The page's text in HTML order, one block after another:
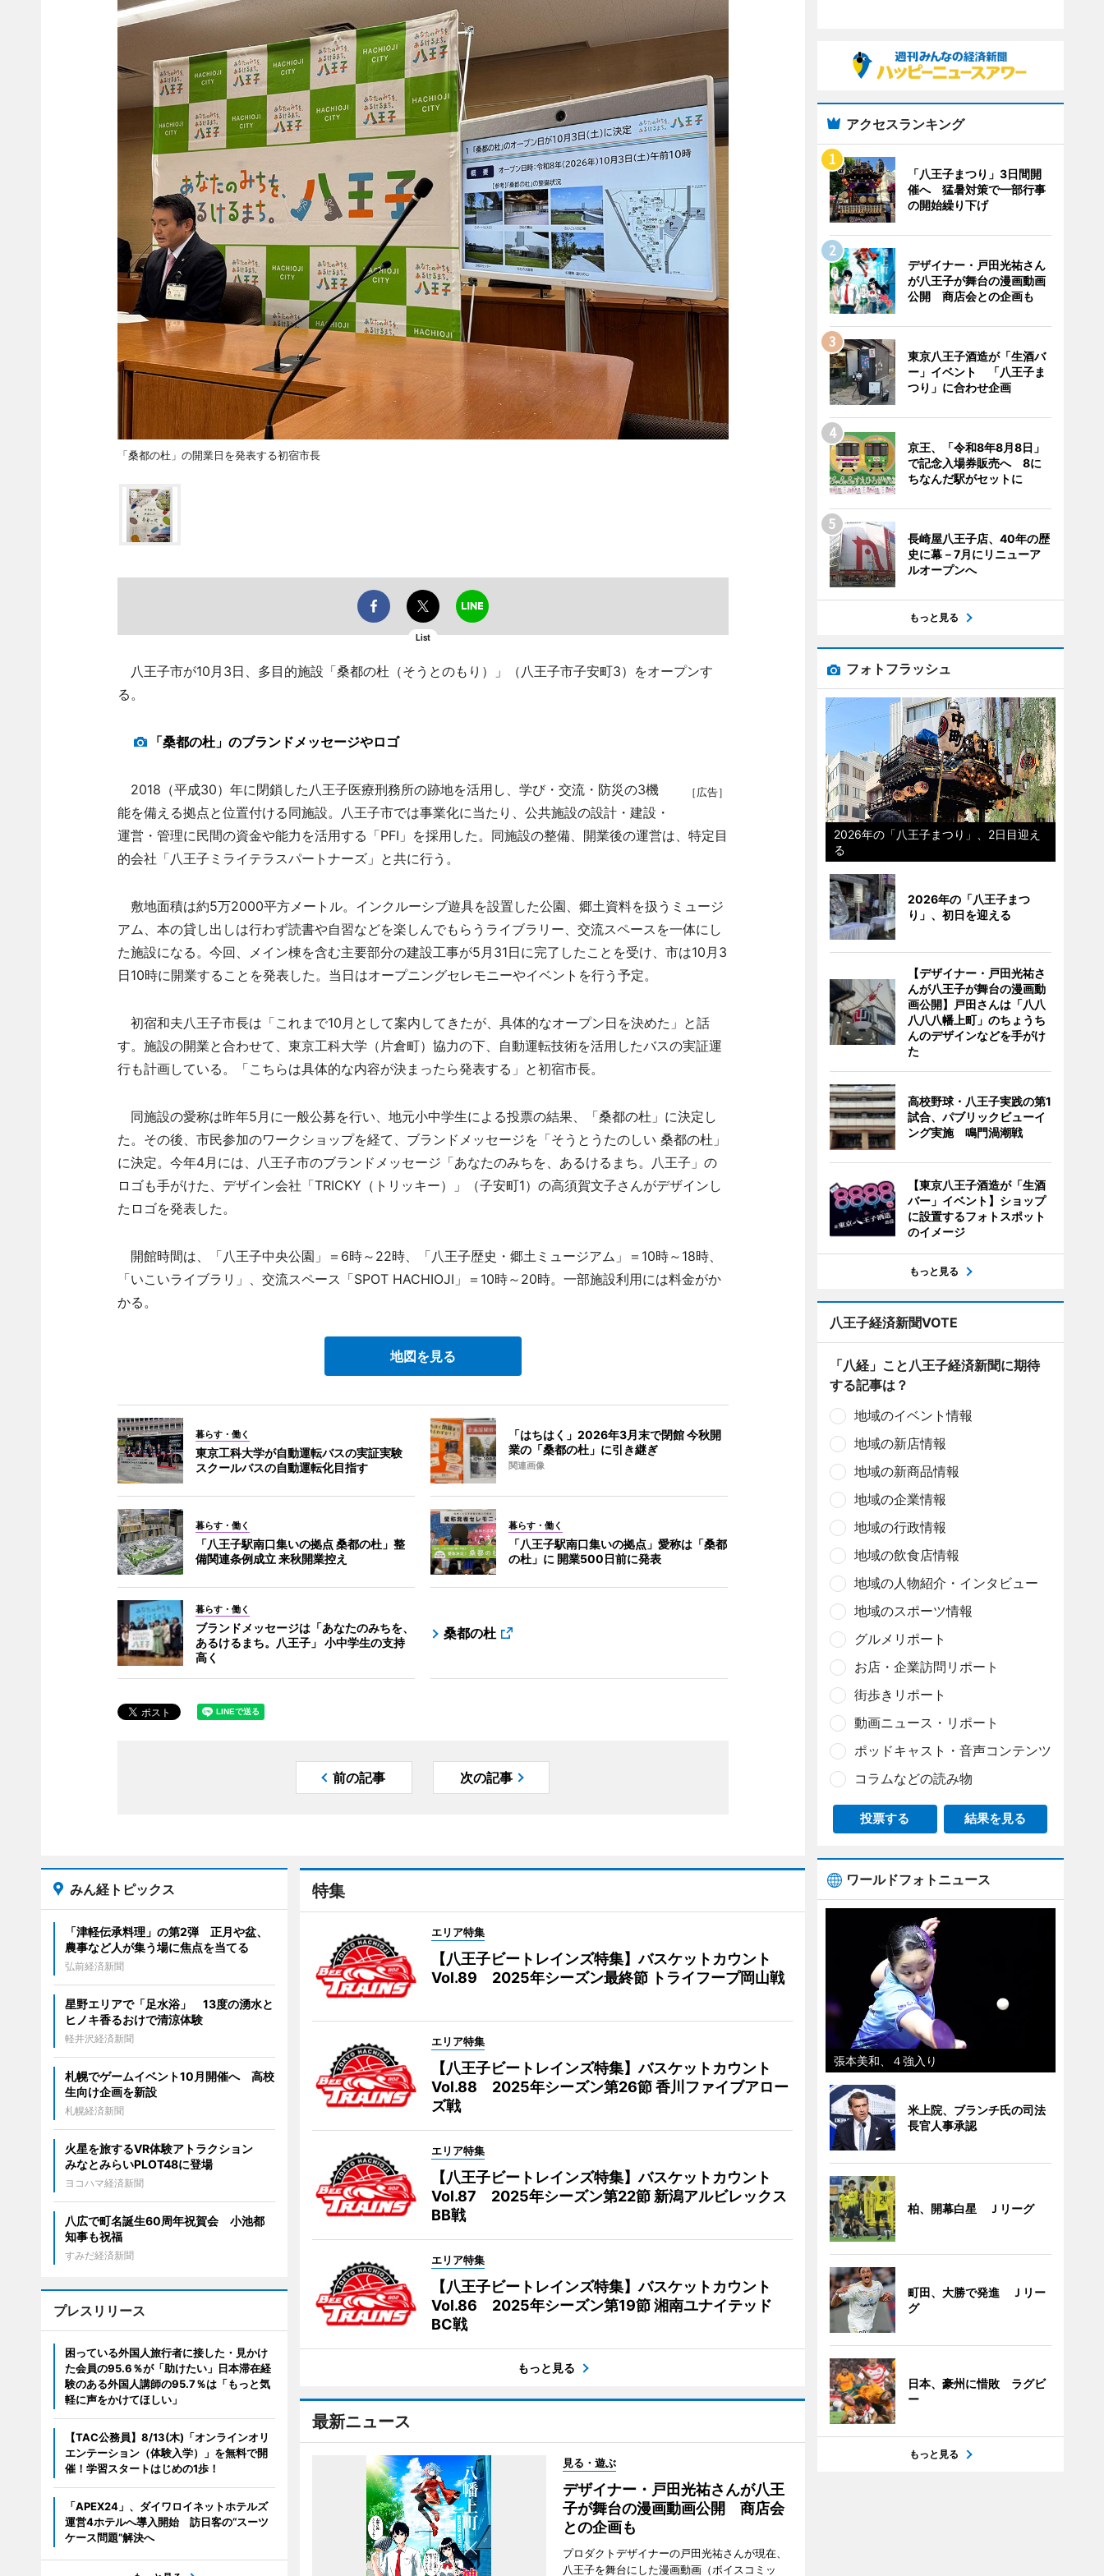
「桑都の杜」の開業日を発表する初宿市長
List
八王子市が10月3日、多目的施設「桑都の杜（そうとのもり）」（八王子市子安町3）をオープンす
る。
「桑都の杜」のブランドメッセージやロゴ
［広告］
2018（平成30）年に閉鎖した八王子医療刑務所の跡地を活用し、学び・交流・防災の3機
能を備える拠点と位置付ける同施設。八王子市では事業化に当たり、公共施設の設計・建設・
運営・管理に民間の資金や能力を活用する「PFI」を採用した。同施設の整備、開業後の運営は、特定目
的会社「八王子ミライテラスパートナーズ」と共に行う。
敷地面積は約5万2000平方メートル。インクルーシブ遊具を設置した公園、郷土資料を扱うミュージ
アム、本の貸し出しは行わず読書や自習などを楽しんでもらうライブラリー、交流スペースを一体にし
た施設になる。今回、メイン棟を含む主要部分の建設工事が5月31日に完了したことを受け、市は10月3
日10時に開業することを発表した。当日はオープニングセレモニーやイベントを行う予定。
初宿和夫八王子市長は「これまで10月として案内してきたが、具体的なオープン日を決めた」と話
す。施設の開業と合わせて、東京工科大学（片倉町）協力の下、自動運転技術を活用したバスの実証運
行も計画している。「こちらは具体的な内容が決まったら発表する」と初宿市長。
同施設の愛称は昨年5月に一般公募を行い、地元小中学生による投票の結果、「桑都の杜」に決定し
た。その後、市民参加のワークショップを経て、ブランドメッセージを「そうとうたのしい 桑都の杜」
に決定。今年4月には、八王子市のブランドメッセージ「あなたのみちを、あるけるまち。八王子」の
ロゴも手がけた、デザイン会社「TRICKY（トリッキー）」（子安町1）の高須賀文子さんがデザインし
たロゴを発表した。
開館時間は、「八王子中央公園」＝6時～22時、「八王子歴史・郷土ミュージアム」＝10時～18時、
「いこいライブラリ」、交流スペース「SPOT HACHIOJI」＝10時～20時。一部施設利用には料金がか
かる。
地図を見る
暮らす・働く
東京工科大学が自動運転バスの実証実験
スクールバスの自動運転化目指す
「はちはく」2026年3月末で閉館 今秋開
業の「桑都の杜」に引き継ぎ
関連画像
暮らす・働く
「八王子駅南口集いの拠点 桑都の杜」整
備関連条例成立 来秋開業控え
暮らす・働く
「八王子駅南口集いの拠点」愛称は「桑都
の杜」に 開業500日前に発表
暮らす・働く
ブランドメッセージは「あなたのみちを、
あるけるまち。八王子」 小中学生の支持
高く
桑都の杜
前の記事 次の記事
特集
エリア特集
【八王子ビートレインズ特集】バスケットカウント
Vol.89 2025年シーズン最終節 トライフープ岡山戦
エリア特集
【八王子ビートレインズ特集】バスケットカウント
Vol.88 2025年シーズン第26節 香川ファイブアロー
ズ戦
エリア特集
【八王子ビートレインズ特集】バスケットカウント
Vol.87 2025年シーズン第22節 新潟アルビレックス
BB戦
エリア特集
【八王子ビートレインズ特集】バスケットカウント
Vol.86 2025年シーズン第19節 湘南ユナイテッド
BC戦
もっと見る
最新ニュース
見る・遊ぶ
デザイナー・戸田光祐さんが八王
子が舞台の漫画動画公開 商店会
との企画も
プロダクトデザイナーの戸田光祐さんが現在、
八王子を舞台にした漫画動画（ボイスコミッ
みん経トピックス
「津軽伝承料理」の第2弾 正月や盆、
農事など人が集う場に焦点を当てる
弘前経済新聞
星野エリアで「足水浴」 13度の湧水と
ヒノキ香るおけで清涼体験
軽井沢経済新聞
札幌でゲームイベント10月開催へ 高校
生向け企画を新設
札幌経済新聞
火星を旅するVR体験アトラクション
みなとみらいPLOT48に登場
ヨコハマ経済新聞
八広で町名誕生60周年祝賀会 小池都
知事も祝福
すみだ経済新聞
プレスリリース
困っている外国人旅行者に接した・見かけ
た会員の95.6％が「助けたい」日本滞在経
験のある外国人講師の95.7％は「もっと気
軽に声をかけてほしい」
【TAC公務員】8/13(木)「オンラインオリ
エンテーション（体験入学）」を無料で開
催！学習スタートはじめの1歩！
「APEX24」、ダイワロイネットホテルズ
運営4ホテルへ導入開始 訪日客の“スーツ
ケース問題”解決へ
アクセスランキング
「八王子まつり」3日間開
催へ 猛暑対策で一部行事
の開始繰り下げ
デザイナー・戸田光祐さん
が八王子が舞台の漫画動画
公開 商店会との企画も
東京八王子酒造が「生酒バ
ー」イベント 「八王子ま
つり」に合わせ企画
京王、「令和8年8月8日」
で記念入場券販売へ 8に
ちなんだ駅がセットに
長崎屋八王子店、40年の歴
史に幕－7月にリニューア
ルオープンへ
もっと見る
フォトフラッシュ
2026年の「八王子まつり」、2日目迎え
る
2026年の「八王子まつ
り」、初日を迎える
【デザイナー・戸田光祐さ
んが八王子が舞台の漫画動
画公開】戸田さんは「八八
八八八幡上町」のちょうち
んのデザインなどを手がけ
た
高校野球・八王子実践の第1
試合、パブリックビューイ
ング実施 鳴門渦潮戦
【東京八王子酒造が「生酒
バー」イベント】ショップ
に設置するフォトスポット
のイメージ
もっと見る
八王子経済新聞VOTE
「八経」こと八王子経済新聞に期待
する記事は？
地域のイベント情報
地域の新店情報
地域の新商品情報
地域の企業情報
地域の行政情報
地域の飲食店情報
地域の人物紹介・インタビュー
地域のスポーツ情報
グルメリポート
お店・企業訪問リポート
街歩きリポート
動画ニュース・リポート
ポッドキャスト・音声コンテンツ
コラムなどの読み物
投票する 結果を見る
ワールドフォトニュース
張本美和、４強入り
米上院、ブランチ氏の司法
長官人事承認
柏、開幕白星 Ｊリーグ
町田、大勝で発進 Ｊリー
グ
日本、豪州に惜敗 ラグビ
ー
もっと見る